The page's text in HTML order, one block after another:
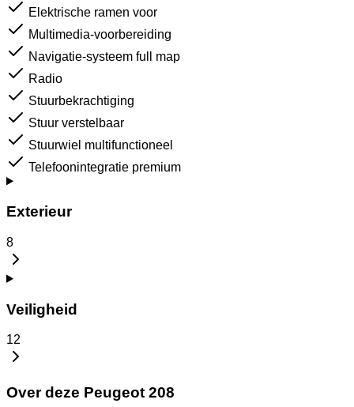
Elektrische ramen voor
Multimedia-voorbereiding
Navigatie-systeem full map
Radio
Stuurbekrachtiging
Stuur verstelbaar
Stuurwiel multifunctioneel
Telefoonintegratie premium
Exterieur
8
Veiligheid
12
Over deze Peugeot 208